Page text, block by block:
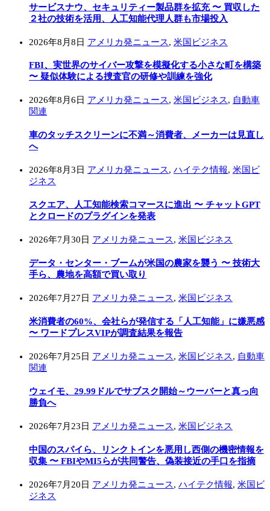
サービスナウ、セキュリティー製品群を拡充 〜 買収した
２社の技術を活用、人工知能代理人群も市場投入
2026年8月8日 アメリカ発ニュース, 米国ビジネス
FBI、実世界のサイバー攻撃を模擬化する小さな町を構築
〜 疑似体験による捜査官の研修や訓練を強化
2026年8月6日 アメリカ発ニュース, 米国ビジネス, 自動車
関連
車のタッチスクリーンに不満～消費者、メーカーは見直し
へ
2026年8月3日 アメリカ発ニュース, ハイテク情報, 米国ビ
ジネス
スクエア、人工知能検索コマースに進出 〜 チャットGPT
とクロードのプラグインを発表
2026年7月30日 アメリカ発ニュース, 米国ビジネス
データ・センター・ブームが米国の農家を襲う 〜 技術大
手ら、農地を高額で買い取り
2026年7月27日 アメリカ発ニュース, 米国ビジネス
米消費者の60%、会社らが発信する「人工知能」に嫌悪感
〜 ワードプレスVIPが調査結果を報告
2026年7月25日 アメリカ発ニュース, 米国ビジネス, 自動車
関連
ウェイモ、29.99ドルでサブスク開始～ウーバーと真っ向
勝負へ
2026年7月23日 アメリカ発ニュース, 米国ビジネス
中国のスパイら、リンクトインを悪用し西側の機密情報を
収集 〜 FBIやMI5らが共同警告、偽装接近の手口を指摘
2026年7月20日 アメリカ発ニュース, ハイテク情報, 米国ビ
ジネス